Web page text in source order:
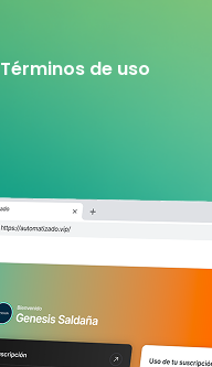
Términos de uso